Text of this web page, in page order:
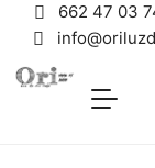
662 47 03